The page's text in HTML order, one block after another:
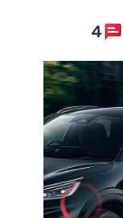
4